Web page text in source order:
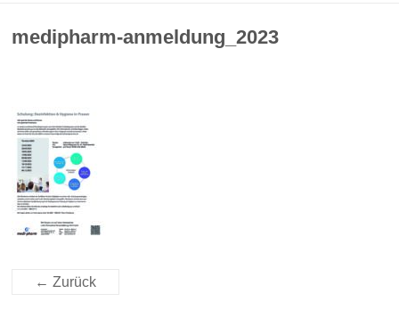
Medizinischer
Praxismanagement
medipharm-anmeldung_2023
← Zurück